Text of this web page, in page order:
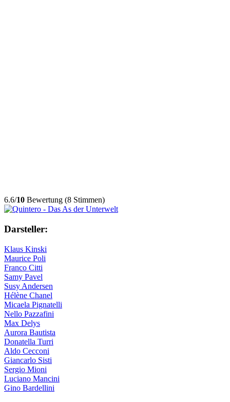
6.6/10 Bewertung (8 Stimmen)
Darsteller:
Klaus Kinski
Maurice Poli
Franco Citti
Samy Pavel
Susy Andersen
Hélène Chanel
Micaela Pignatelli
Nello Pazzafini
Max Delys
Aurora Bautista
Donatella Turri
Aldo Cecconi
Giancarlo Sisti
Sergio Mioni
Luciano Mancini
Gino Bardellini